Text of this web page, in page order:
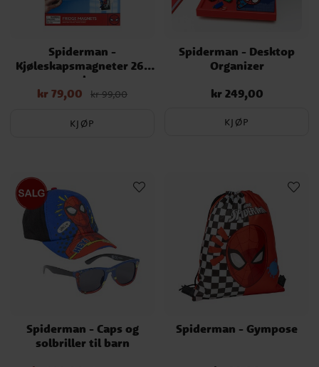
Spiderman -
Kjøleskapsmagneter 26-
pk
Nåværende pris:
Opprinnelig pris
kr 79,00 kr 99,00
KJØP
Spiderman - Desktop
Organizer
Pris:kr 249,00
kr 249,00
KJØP
Spiderman - Caps og
solbriller til barn
Spiderman - Gympose